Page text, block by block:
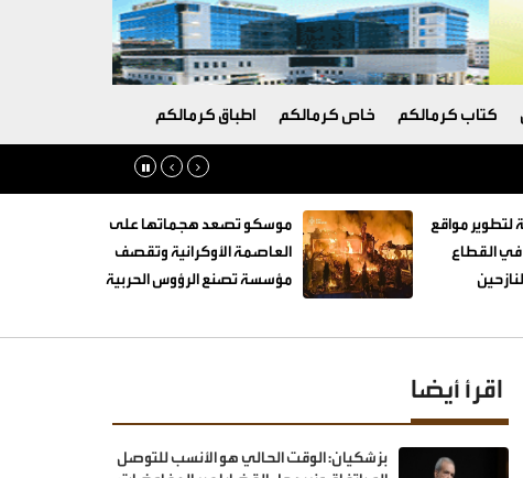
كتاب كرمالكم خاص كرمالكم اطباق كرمالكم
لتطوير مواقع
في القطاع
موسكو تصعد هجماتها على
العاصمة الأوكرانية وتقصف
مؤسسة تصنع الرؤوس الحربية
اقرأ أيضا
بزشكيان: الوقت الحالي هو الأنسب للتوصل